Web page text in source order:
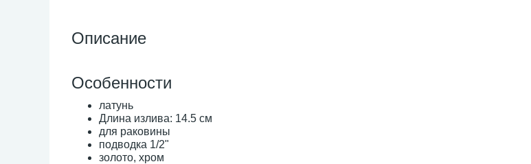
Описание
Особенности
латунь
Длина излива: 14.5 см
для раковины
подводка 1/2"
золото, хром